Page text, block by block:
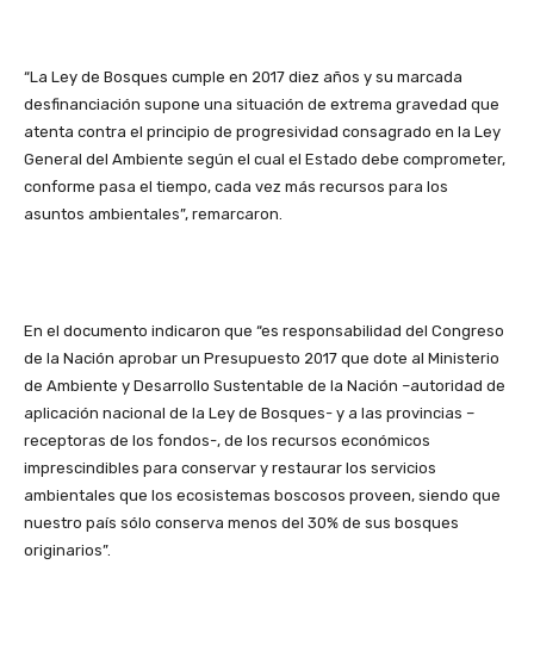
“La Ley de Bosques cumple en 2017 diez años y su marcada
desfinanciación supone una situación de extrema gravedad que
atenta contra el principio de progresividad consagrado en la Ley
General del Ambiente según el cual el Estado debe comprometer,
conforme pasa el tiempo, cada vez más recursos para los
asuntos ambientales”, remarcaron.
En el documento indicaron que “es responsabilidad del Congreso
de la Nación aprobar un Presupuesto 2017 que dote al Ministerio
de Ambiente y Desarrollo Sustentable de la Nación –autoridad de
aplicación nacional de la Ley de Bosques- y a las provincias –
receptoras de los fondos-, de los recursos económicos
imprescindibles para conservar y restaurar los servicios
ambientales que los ecosistemas boscosos proveen, siendo que
nuestro país sólo conserva menos del 30% de sus bosques
originarios”.